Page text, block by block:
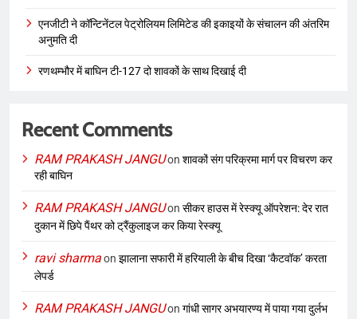
एनजीटी ने कॉन्टिनेंटल पेट्रोलियम लिमिटेड की इकाइयों के संचालन की अंतरिम
अनुमति दी
रणथम्भौर में बाघिन टी-127 दो शावकों के साथ दिखाई दी
Recent Comments
RAM PRAKASH JANGUon शावकों संग परिक्रमा मार्ग पर विचरण कर
रही बाघिन
RAM PRAKASH JANGUon सीकर हाउस में रेस्क्यू ऑपरेशन: देर रात
दुकान में छिपे पैंथर को ट्रैंकुलाइज कर किया रेस्क्यू
ravi sharmaon झालाना सफारी में हरियाली के बीच दिखा ‘कैटवॉक’ करता
लेपर्ड
RAM PRAKASH JANGUon गांधी सागर अभयारण्य में पाया गया दुर्लभ